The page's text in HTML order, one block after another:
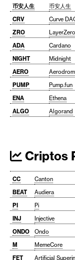
币安人生
币安人生
CRV
Curve
ZRO
LayerZero
ADA
Cardano
NIGHT
Midnight
AERO
PUMP
Pump.fun
ENA
Ethena
ALGO
Algorand
Criptos
CC Canton
BEAT
Audiera
PI
Pi
INJ
Injective
ONDO
Ondo
M
MemeCore
FET
Artificial